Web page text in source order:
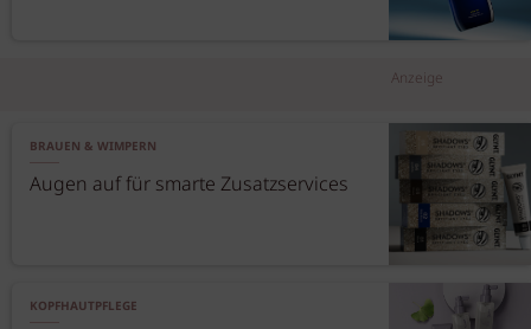
Anzeige
BRAUEN & WIMPERN
Augen auf für smarte Zusatzservices
KOPFHAUTPFLEGE